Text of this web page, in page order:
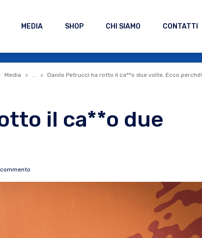
MEDIA SHOP CHI SIAMO CONTATTI
Media ... Danilo Petrucci ha rotto il ca**o due volte. Ecco perché!
il ca**o due